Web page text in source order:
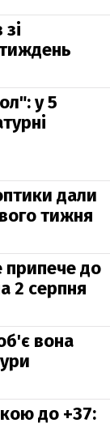
у 5
дали
тижня
припече до
2 серпня
вона
до +37: